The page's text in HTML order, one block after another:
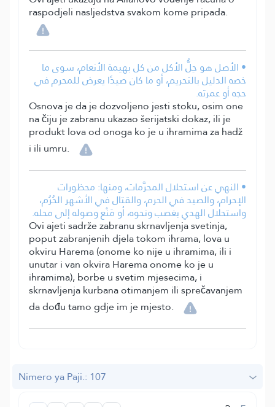
raspodjeli nasljedstva svakom kome pripada.
• الأصل هو حِلُّ الأكل من كل بهيمة الأنعام، سوى ما
خصه الدليل بالتحريم، أو ما كان صيدًا يعرض للمحرم في
حجه أو عمرته.
Osnova je da je dozvoljeno jesti stoku, osim one
na čiju je zabranu ukazao šerijatski dokaz, ili je
produkt lova od onoga ko je u ihramima za hadž
i ili umru.
• النهي عن استحلال المحرَّمات، ومنها: محظورات
الإحرام، والصيد في الحرم، والقتال في الأشهر الحُرُم،
واستحلال الهدي بغصب ونحوه، أو مَنْع وصوله إلى محله.
Ovi ajeti sadrže zabranu skrnavljenja svetinja,
poput zabranjenih djela tokom ihrama, lova u
okviru Harema (onome ko nije u ihramima, ili i
unutar i van okvira Harema onome ko je u
ihramima), borbe u svetim mjesecima, i
skrnavljenja kurbana otimanjem ili sprečavanjem
da dođu tamo gdje im je mjesto.
Nimero ya Paji.: 107